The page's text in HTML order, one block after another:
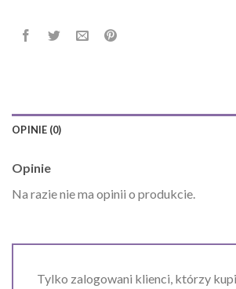
OPINIE (0)
Opinie
Na razie nie ma opinii o produkcie.
Tylko zalogowani klienci, którzy